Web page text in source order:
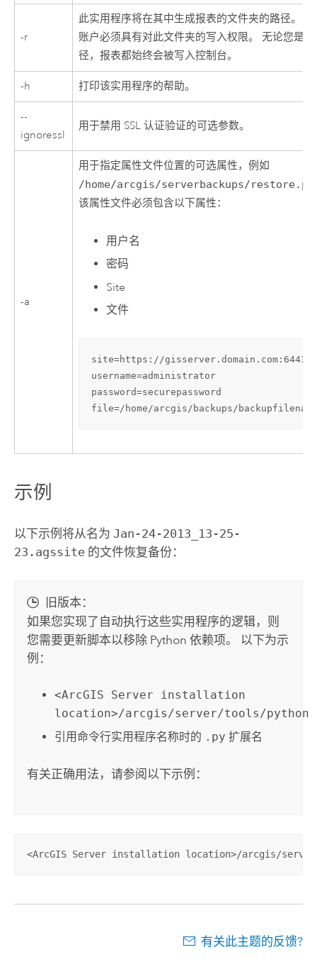
-r
此实用程序将在其中生成报表的文件夹的路径。
账户必须具有对此文件夹的写入权限。 无论您是
径，报表都始终会被写入控制台。
-h 打印该实用程序的帮助。
--
ignoressl
用于禁用 SSL 认证验证的可选参数。
-a
用于指定属性文件位置的可选属性，例如
/home/arcgis/serverbackups/
该属性文件必须包含以下属性：
用户名
密码
Site
文件
site=https://gisserver.domain.com:6443/
username=administrator
password=securepassword
file=/home/arcgis/backups/
示例
以下示例将从名为 Jan-24-2013_13-25-
23.agssite的文件恢复备份：
旧版本：
如果您实现了自动执行这些实用程序的逻辑，则
您需要更新脚本以移除 Python 依赖项。 以下为示
例：
<ArcGIS Server installation
location>/arcgis/server/tools/python
引用命令行实用程序名称时的 .py 扩展名
有关正确用法，请参阅以下示例：
<ArcGIS Server installation location>/arcgis/server/
有关此主题的反馈?